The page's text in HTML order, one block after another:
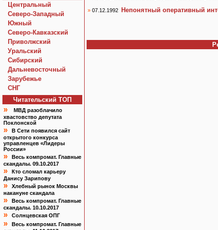
Центральный
Северо-Западный
Южный
Северо-Кавказский
Приволжский
Уральский
Сибирский
Дальневосточный
Зарубежье
СНГ
Читательский TOП
»
МВД разоблачило
хвастовство депутата
Поклонской
»
В Сети появился сайт
открытого конкурса
управленцев «Лидеры
России»
»
Весь компромат. Главные
скандалы. 09.10.2017
»
Кто сломал карьеру
Данису Зарипову
»
Хлебный рынок Москвы
накануне скандала
»
Весь компромат. Главные
скандалы. 10.10.2017
» Солнцевская ОПГ
»
Весь компромат. Главные
» 07.12.1992 Непонятный оперативный